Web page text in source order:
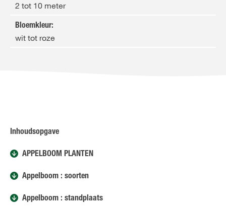
2 tot 10 meter
Bloemkleur:
wit tot roze
Inhoudsopgave
APPELBOOM PLANTEN
Appelboom : soorten
Appelboom : standplaats